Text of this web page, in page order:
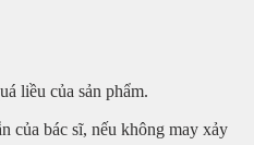
liều của sản phẩm.
của bác sĩ, nếu không may xảy